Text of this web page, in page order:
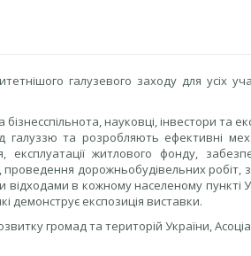
галузевого заходу для усіх
науковці, інвестори та
та розробляють ефективні
житлового фонду,
дорожньобудівельних робіт,
в кожному населеному пункті
демонструє експозиція виставки.
громад та територій України,